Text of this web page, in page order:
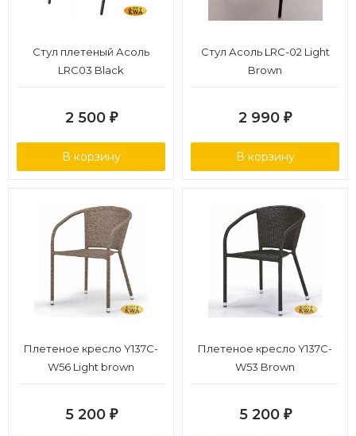
Стул плетеный Асоль
LRC03 Black
2 500 ₽
В корзину
Стул Асоль LRC-02 Light
Brown
2 990 ₽
В корзину
Плетеное кресло Y137C-
W56 Light brown
5 200 ₽
Плетеное кресло Y137C-
W53 Brown
5 200 ₽